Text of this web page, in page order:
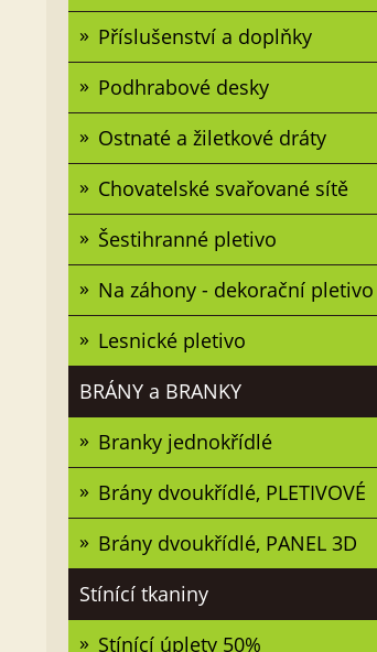
Příslušenství a doplňky
Podhrabové desky
Ostnaté a žiletkové dráty
Chovatelské svařované sítě
Šestihranné pletivo
Na záhony - dekorační pletivo
Lesnické pletivo
BRÁNY a BRANKY
Branky jednokřídlé
Brány dvoukřídlé, PLETIVOVÉ
Brány dvoukřídlé, PANEL 3D
Stínící tkaniny
Stínící úplety 50%